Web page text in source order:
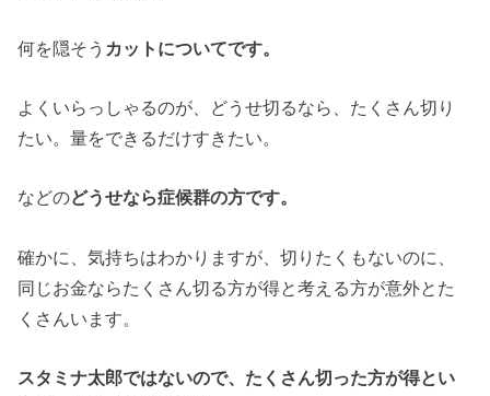
何を隠そう カットについてです。
よくいらっしゃるのが、どうせ切るなら、たくさん切り
たい。量をできるだけすきたい。
などのどうせなら症候群の方です。
確かに、気持ちはわかりますが、切りたくもないのに、
同じお金ならたくさん切る方が得と考える方が意外とた
くさんいます。
スタミナ太郎ではないので、たくさん切った方が得とい